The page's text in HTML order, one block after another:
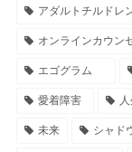
アダルトチルドレ
オンラインカウン
エゴグラム
愛着障害
未来 シャド